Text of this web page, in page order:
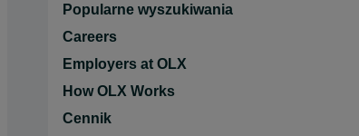
Popularne wyszukiwania
Careers
Employers at OLX
How OLX Works
Cennik